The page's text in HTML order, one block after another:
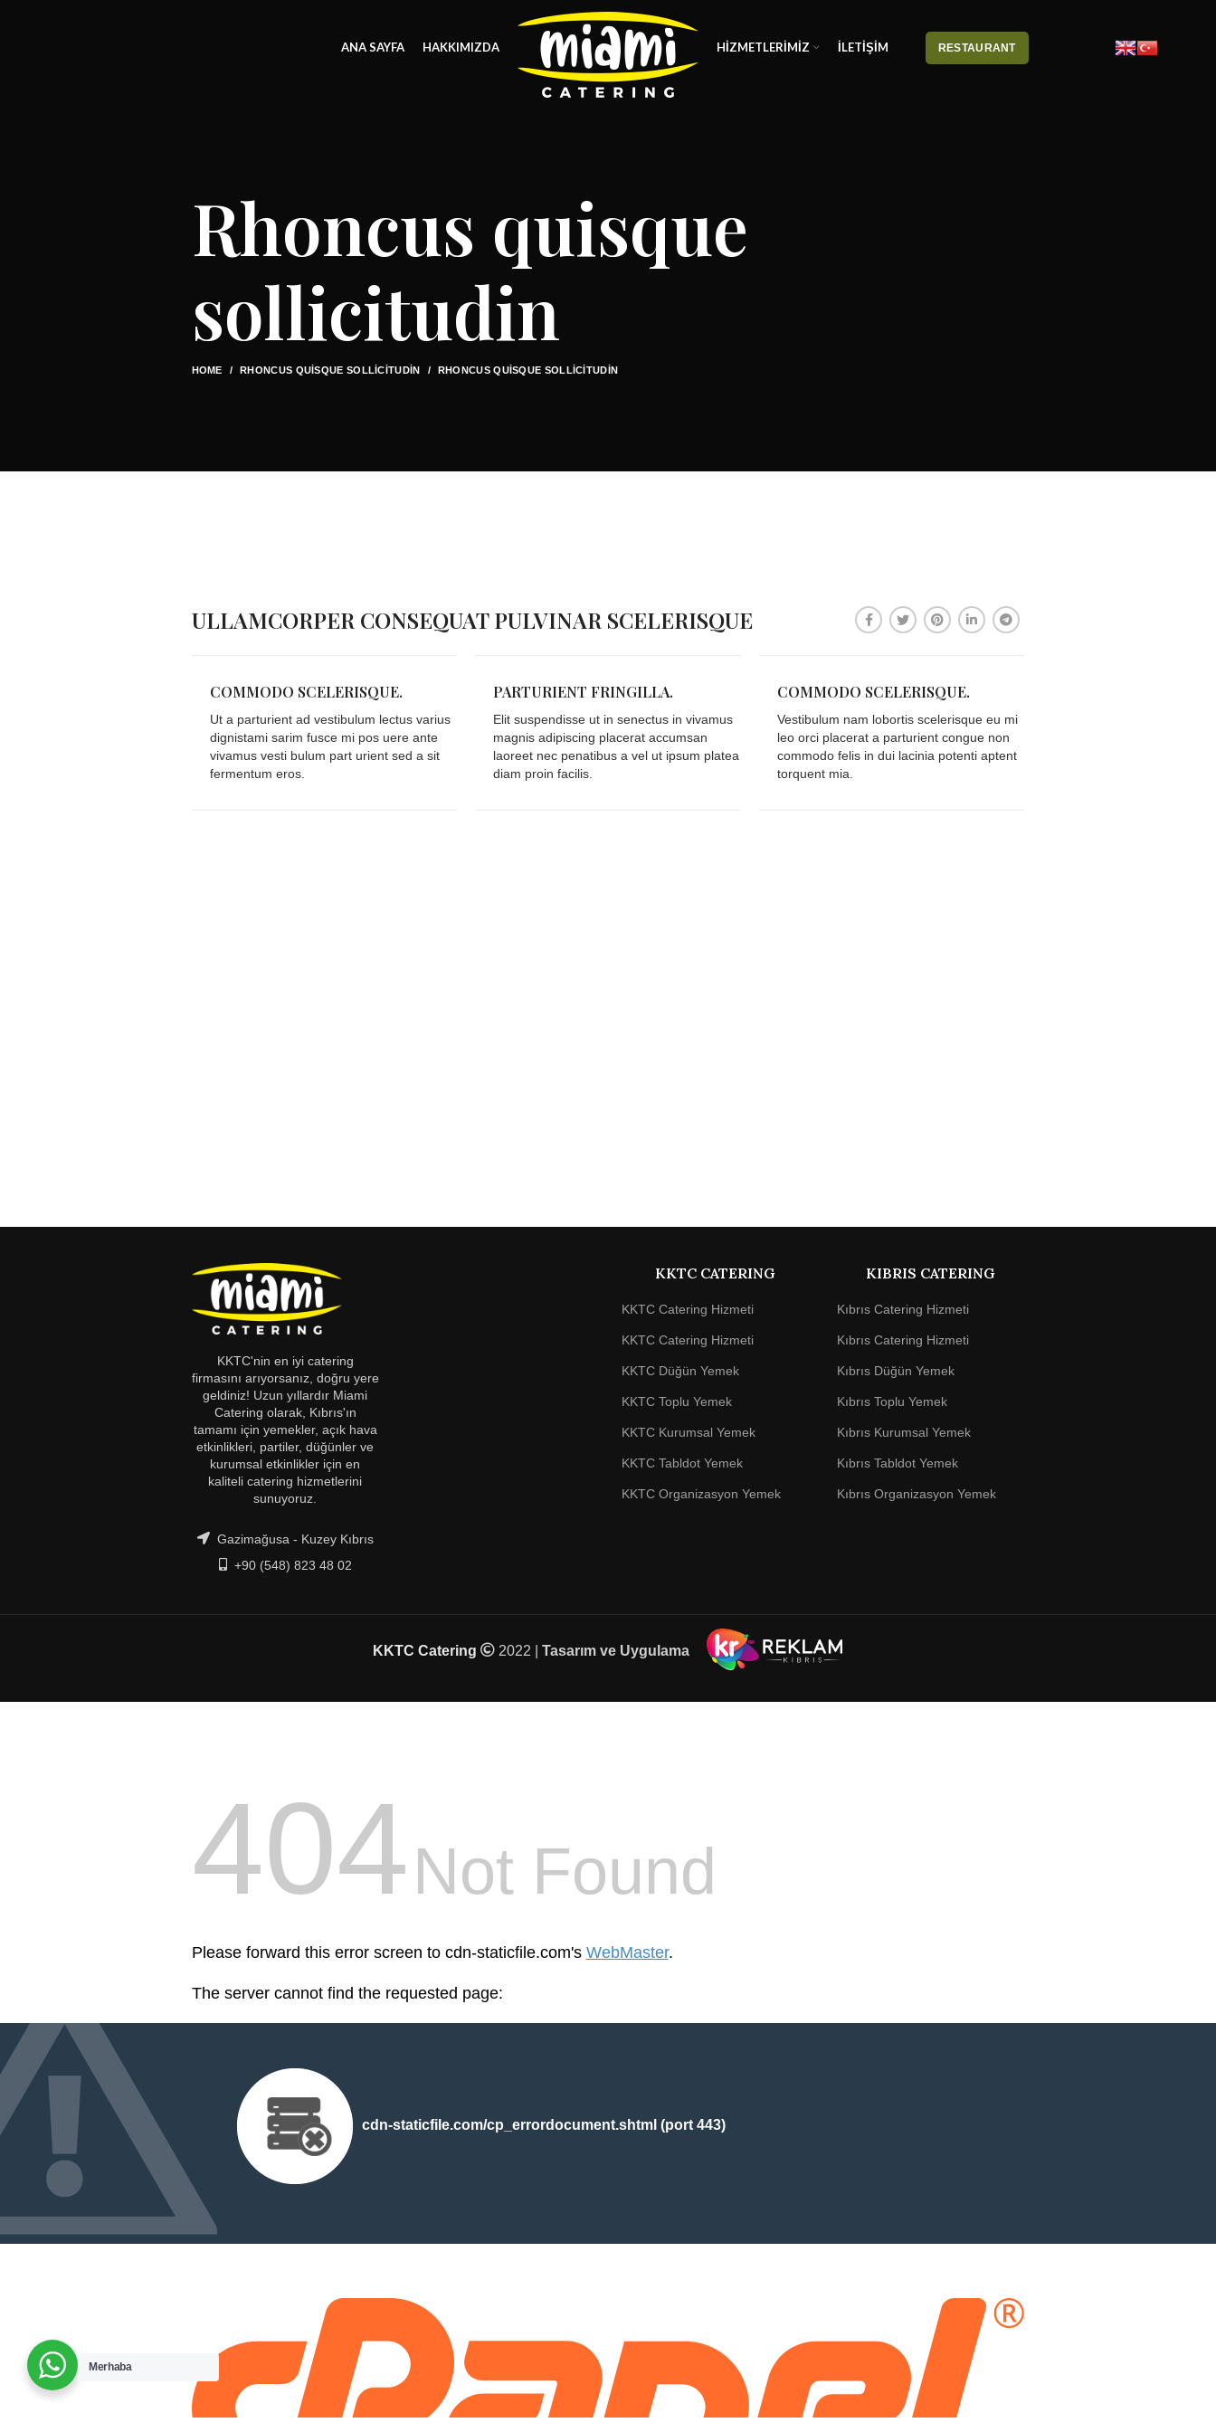
ANA SAYFA HAKKIMIZDA HIZMETLERIMIZ İLETİŞİM RESTAURANT
Rhoncus quisque
sollicitudin
HOME RHONCUS QUISQUE SOLLICITUDIN RHONCUS QUISQUE SOLLICITUDIN
ULLAMCORPER CONSEQUAT PULVINAR SCELERISQUE
COMMODO SCELERISQUE.
Ut a parturient ad vestibulum lectus varius
dignistami sarim fusce mi pos uere ante
vivamus vesti bulum part urient sed a sit
fermentum eros.
PARTURIENT FRINGILLA.
Elit suspendisse ut in senectus in vivamus
magnis adipiscing placerat accumsan
laoreet nec penatibus a vel ut ipsum platea
diam proin facilis.
COMMODO SCELERISQUE.
Vestibulum nam lobortis scelerisque eu mi
leo orci placerat a parturient congue non
commodo felis in dui lacinia potenti aptent
torquent mia.
KKTC'nin en iyi catering
firmasını arıyorsanız, doğru yere
geldiniz! Uzun yıllardır Miami
Catering olarak, Kıbrıs'ın
tamamı için yemekler, açık hava
etkinlikleri, partiler, düğünler ve
kurumsal etkinlikler için en
kaliteli catering hizmetlerini
sunuyoruz.
Gazimağusa - Kuzey Kıbrıs
+90 (548) 823 48 02
KKTC CATERING
KKTC Catering Hizmeti
KKTC Catering Hizmeti
KKTC Düğün Yemek
KKTC Toplu Yemek
KKTC Kurumsal Yemek
KKTC Tabldot Yemek
KKTC Organizasyon Yemek
KIBRIS CATERING
Kıbrıs Catering Hizmeti
Kıbrıs Catering Hizmeti
Kıbrıs Düğün Yemek
Kıbrıs Toplu Yemek
Kıbrıs Kurumsal Yemek
Kıbrıs Tabldot Yemek
Kıbrıs Organizasyon Yemek
KKTC Catering 2022 |Tasarım ve Uygulama
Merhaba
404Not Found
Please forward this error screen to cdn-staticfile.com's WebMaster.
The server cannot find the requested page:
cdn-staticfile.com/cp_errordocument.shtml (port 443)